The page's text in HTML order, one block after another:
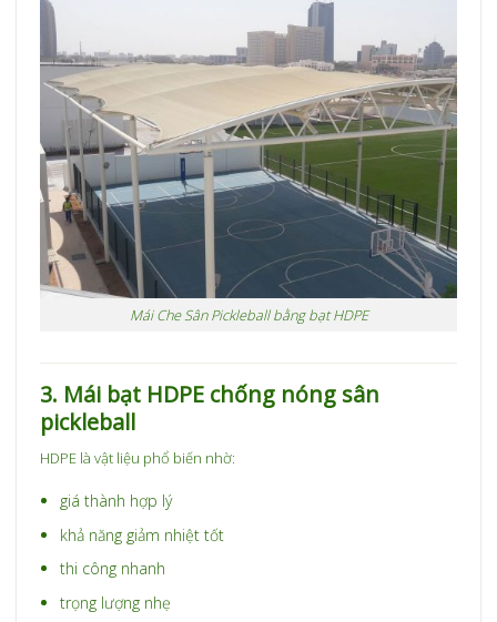
Mái Che Sân Pickleball bằng bạt HDPE
3. Mái bạt HDPE chống nóng sân
pickleball
HDPE là vật liệu phổ biến nhờ:
giá thành hợp lý
khả năng giảm nhiệt tốt
thi công nhanh
trọng lượng nhẹ